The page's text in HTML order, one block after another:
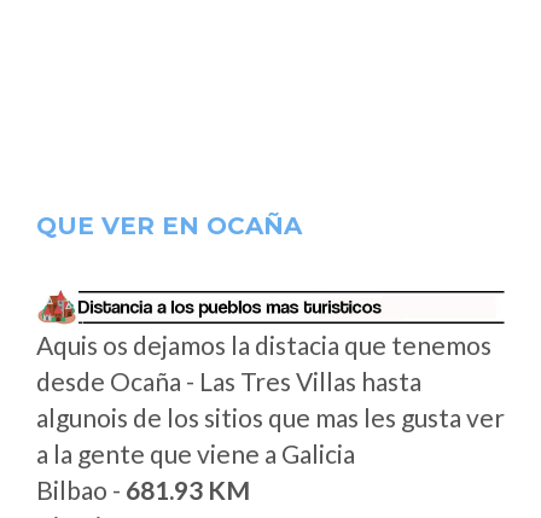
QUE VER EN OCAÑA
Aquis os dejamos la distacia que tenemos
desde Ocaña - Las Tres Villas hasta
algunois de los sitios que mas les gusta ver
a la gente que viene a Galicia
Bilbao - 681.93 KM